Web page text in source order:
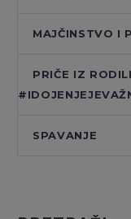
MAJČINSTVO I
PRIČE IZ
SPAVANJE